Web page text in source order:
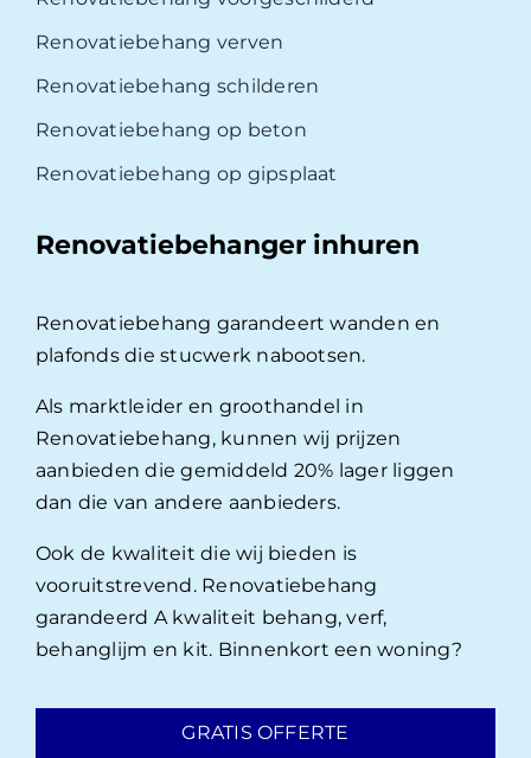
Renovatiebehang verven
Renovatiebehang schilderen
Renovatiebehang op beton
Renovatiebehang op gipsplaat
Renovatiebehanger inhuren
Renovatiebehang garandeert wanden en
plafonds die stucwerk nabootsen.
Als marktleider en groothandel in
Renovatiebehang, kunnen wij prijzen
aanbieden die gemiddeld 20% lager liggen
dan die van andere aanbieders.
Ook de kwaliteit die wij bieden is
vooruitstrevend. Renovatiebehang
garandeerd A kwaliteit behang, verf,
behanglijm en kit. Binnenkort een woning?
GRATIS OFFERTE